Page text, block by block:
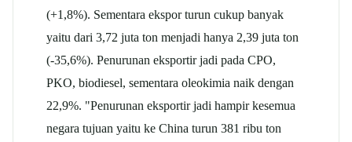
(+1,8%). Sementara ekspor turun cukup banyak
yaitu dari 3,72 juta ton menjadi hanya 2,39 juta ton
(-35,6%). Penurunan eksportir jadi pada CPO,
PKO, biodiesel, sementara oleokimia naik dengan
22,9%. "Penurunan eksportir jadi hampir kesemua
negara tujuan yaitu ke China turun 381 ribu ton